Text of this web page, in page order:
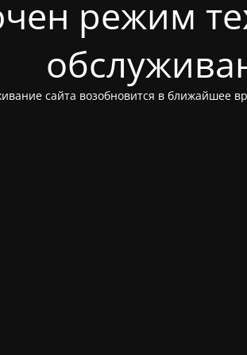
режим
сайта возобновится в ближайшее